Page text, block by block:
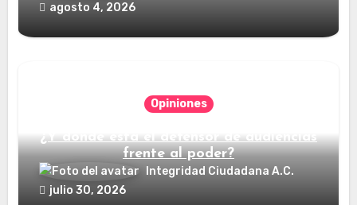
agosto 4, 2026
Opiniones
¿Y dónde está el defensor de audiencias
frente al poder?
Integridad Ciudadana A.C.
julio 30, 2026